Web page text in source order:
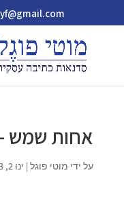
אחות שמש –
על ידי מוטי פוגל| ינו 2, 2013